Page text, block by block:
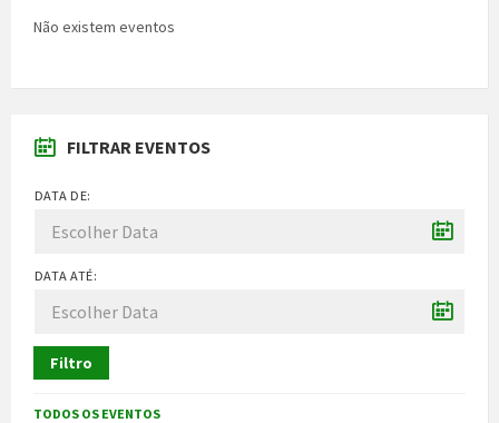
Não existem eventos
FILTRAR EVENTOS
DATA DE:
DATA ATÉ:
Filtro
TODOS OS EVENTOS